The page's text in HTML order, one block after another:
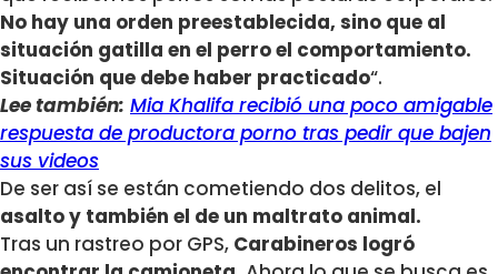
No hay una orden preestablecida, sino que al
situación gatilla en el perro el comportamiento.
Situación que debe haber practicado“.
Lee también: Mia Khalifa recibió una poco amigable
respuesta de productora porno tras pedir que bajen
sus videos
De ser así se están cometiendo dos delitos, el
asalto y también el de un maltrato animal.
Tras un rastreo por GPS, Carabineros logró